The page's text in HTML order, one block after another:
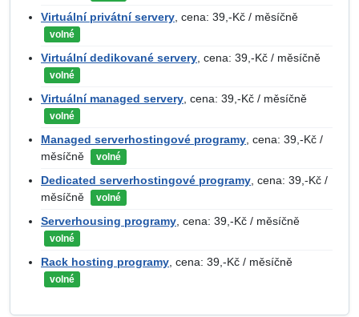
Virtuální privátní servery , cena: 39,-Kč / měsíčně
volné
Virtuální dedikované servery , cena: 39,-Kč / měsíčně
volné
Virtuální managed servery , cena: 39,-Kč / měsíčně
volné
Managed serverhostingové programy , cena: 39,-Kč /
měsíčně
volné
Dedicated serverhostingové programy , cena: 39,-Kč /
měsíčně
volné
Serverhousing programy , cena: 39,-Kč / měsíčně
volné
Rack hosting programy , cena: 39,-Kč / měsíčně
volné